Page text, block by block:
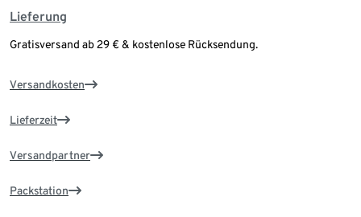
Lieferung
Gratisversand ab 29 € & kostenlose Rücksendung.
Versandkosten
Lieferzeit
Versandpartner
Packstation